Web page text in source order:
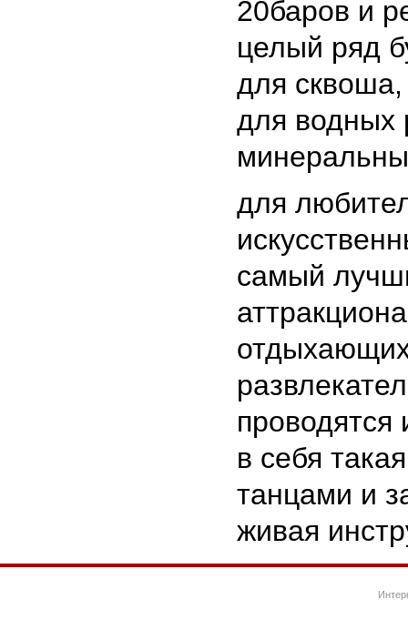
20баров и
целый ряд
для
для водных
для
самый
проводятся
в себя
танцами и
живая